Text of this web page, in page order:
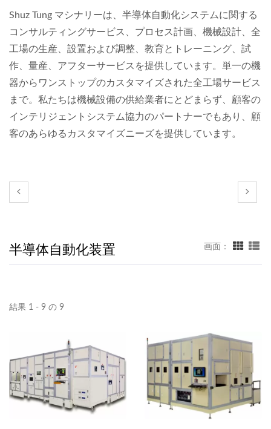
Shuz Tung マシナリーは、半導体自動化システムに関する
コンサルティングサービス、プロセス計画、機械設計、全
工場の生産、設置および調整、教育とトレーニング、試
作、量産、アフターサービスを提供しています。単一の機
器からワンストップのカスタマイズされた全工場サービス
まで。私たちは機械設備の供給業者にとどまらず、顧客の
インテリジェントシステム協力のパートナーでもあり、顧
客のあらゆるカスタマイズニーズを提供しています。
半導体自動化装置 画面：
結果 1 - 9 の 9